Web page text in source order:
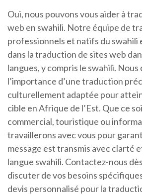
Oui, nous pouvons vous aider à
web en swahili. Notre équipe de
professionnels et natifs du swahili
dans la traduction de sites web
langues, y compris le swahili.
l’importance d’une traduction
culturellement adaptée pour
cible en Afrique de l’Est. Que ce
commercial, touristique ou
travaillerons avec vous pour
message est transmis avec clarté
langue swahili. Contactez-nous
discuter de vos besoins
devis personnalisé pour la